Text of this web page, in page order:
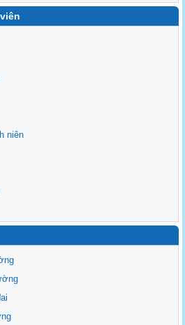
farming systems in the Vietnamese
Tế 2026
Tỉnh năm 2024
niên